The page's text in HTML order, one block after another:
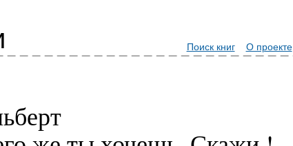
Поиск книг О проекте